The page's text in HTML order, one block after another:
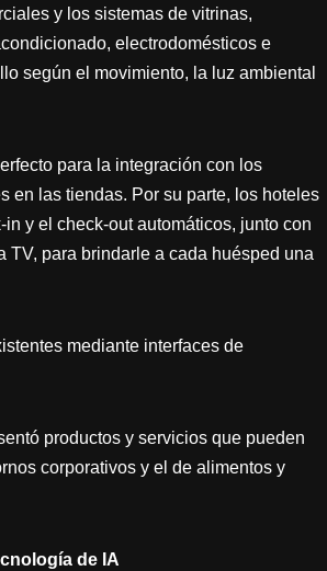
y los sistemas de vitrinas,
electrodomésticos e
según el movimiento, la luz ambiental
para la integración con los
en las tiendas. Por su parte, los hoteles
y el check-out automáticos, junto con
TV, para brindarle a cada huésped una
mediante interfaces de
productos y servicios que pueden
corporativos y el de alimentos y
de IA